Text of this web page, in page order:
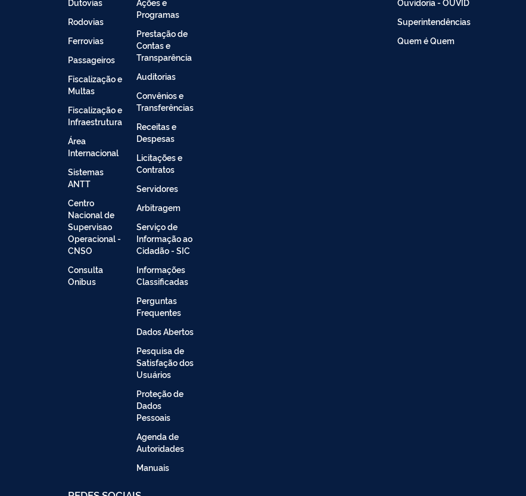
Dutovias
Rodovias
Ferrovias
Passageiros
Fiscalização e
Multas
Fiscalização e
Infraestrutura
Área
Internacional
Sistemas
ANTT
Centro
Nacional de
Supervisao
Operacional -
CNSO
Consulta
Onibus
Ações e
Programas
Prestação de
Contas e
Transparência
Auditorias
Convênios e
Transferências
Receitas e
Despesas
Licitações e
Contratos
Servidores
Arbitragem
Serviço de
Informação ao
Cidadão - SIC
Informações
Classificadas
Perguntas
Frequentes
Dados Abertos
Pesquisa de
Satisfação dos
Usuários
Proteção de
Dados
Pessoais
Agenda de
Autoridades
Manuais
Ouvidoria - OUVID
Superintendências
Quem é Quem